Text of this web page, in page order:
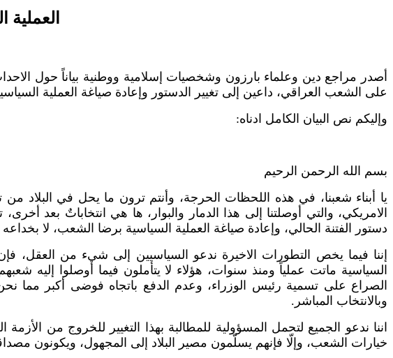
أصدر مراجع دين وعلماء بارزون وشخصيات إسلامية ووطنية بياناً حول
على الشعب العراقي، داعين إلى تغيير الدستور وإعادة صياغة العملية
وإليكم نص البيان الكامل ادناه:
بسم الله الرحمن الرحيم
يا أبناء شعبنا، في هذه اللحظات الحرجة، وأنتم ترون ما يحل في
الامريكي، والتي أوصلتنا إلى هذا الدمار والبوار، ها هي انتخاباتٌ بعد
دستور الفتنة الحالي، وإعادة صياغة العملية السياسية برضا الشعب، لا بخداعه كما حصل
إننا فيما يخص التطورات الاخيرة ندعو السياسيين إلى شيء من العقل،
السياسية ماتت عملياً ومنذ سنوات، هؤلاء لا يتأملون فيما أوصلوا إليه
الصراع على تسمية رئيس الوزراء، وعدم الدفع باتجاه فوضى أكبر مما
وبالانتخاب المباشر.
اننا ندعو الجميع لتحمل المسؤولية للمطالبة بهذا التغيير للخروج من
خيارات الشعب، وإلّا فإنهم يسلّمون مصير البلاد إلى المجهول، ويكونون